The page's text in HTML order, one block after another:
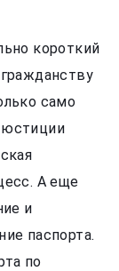
короткий
само
юстиции
А еще
и
паспорта.
по